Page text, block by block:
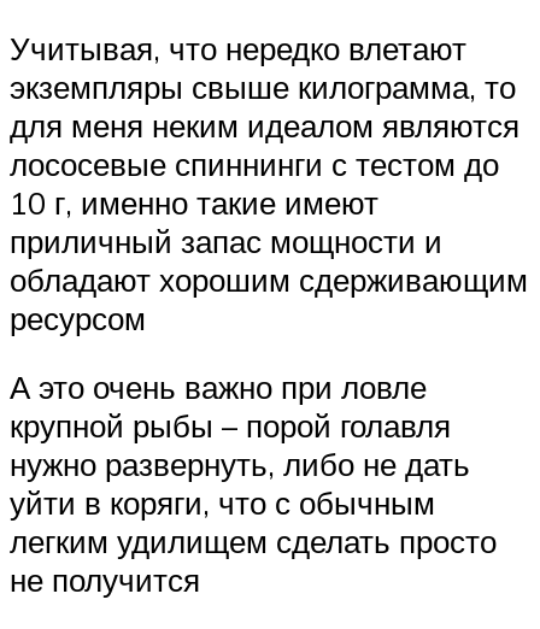
Учитывая, что нередко влетают
экземпляры свыше килограмма, то
для меня неким идеалом являются
лососевые спиннинги с тестом до
10 г, именно такие имеют
приличный запас мощности и
обладают хорошим сдерживающим
ресурсом
А это очень важно при ловле
крупной рыбы – порой голавля
нужно развернуть, либо не дать
уйти в коряги, что с обычным
легким удилищем сделать просто
не получится